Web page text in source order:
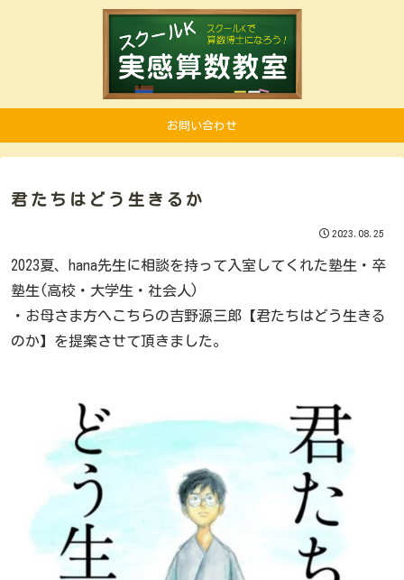
お問い合わせ
君たちはどう生きるか
2023.08.25
2023夏、hana先生に相談を持って入室してくれた塾生・卒
塾生(高校・大学生・社会人)
・お母さま方へこちらの吉野源三郎【君たちはどう生きる
のか】を提案させて頂きました。